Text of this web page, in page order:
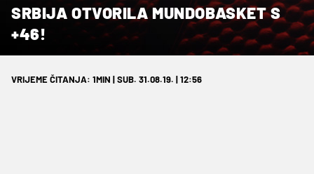
SRBIJA OTVORILA MUNDOBASKET S
+46!
VRIJEME ČITANJA: 1MIN | SUB. 31.08.19. | 12:56